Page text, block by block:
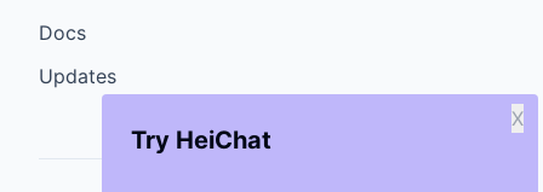
Try HeiChat
X
Docs
Updates